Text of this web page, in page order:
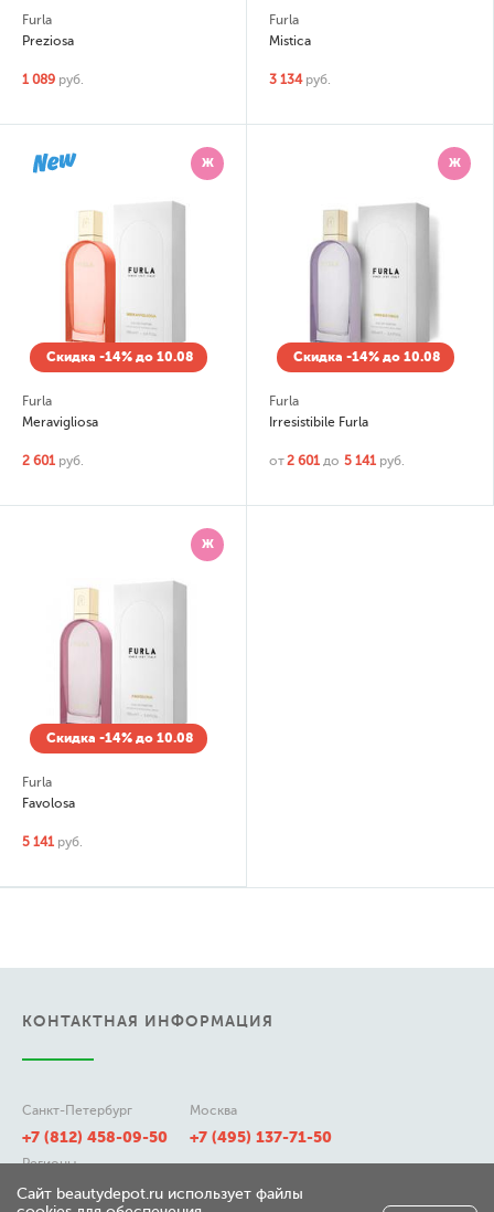
Furla
Preziosa
1 089 руб.
Furla
Mistica
3 134 руб.
Ж
Скидка -14% до 10.08
Furla
Meravigliosa
2 601 руб.
Ж
Скидка -14% до 10.08
Furla
Irresistibile Furla
от2 601 до 5 141 руб.
Ж
Скидка -14% до 10.08
Furla
Favolosa
5 141 руб.
КОНТАКТНАЯ ИНФОРМАЦИЯ
Санкт-Петербург
+7 (812) 458-09-50
Москва
+7 (495) 137-71-50
Регионы
8 (800) 511-21-50
Сайт beautydepot.ru использует файлы